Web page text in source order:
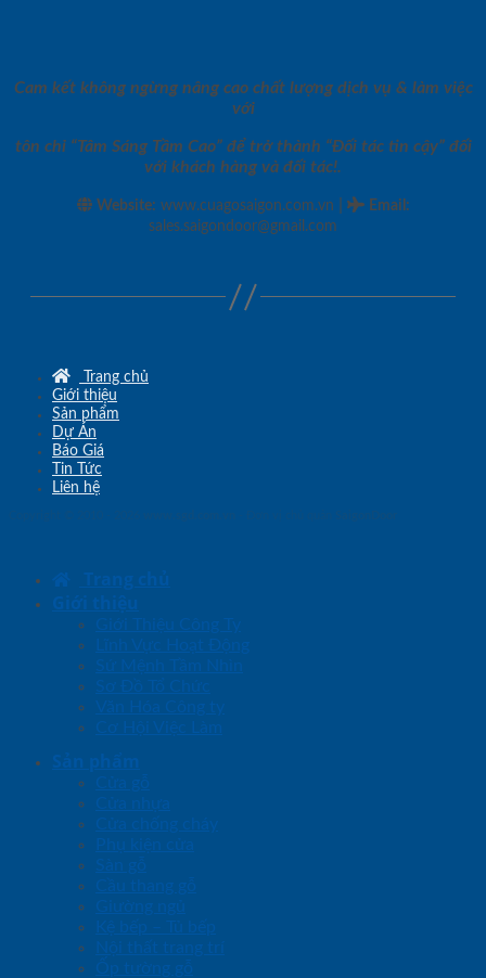
Cam kết không ngừng nâng cao chất lượng dịch vụ & làm việc
với
tôn chỉ “Tâm Sáng Tầm Cao” để trở thành “Đối tác tin cậy” đối
với khách hàng và đối tác!.
Website: www.cuagosaigon.com.vn Email :
sales.saigondoor@gmail.com
Trang chủ
Giới thiệu
Sản phẩm
Dự Án
Báo Giá
Tin Tức
Liên hệ
Trang chủ
Giới thiệu
Giới Thiệu Công Ty
Lĩnh Vực Hoạt Động
Sứ Mệnh Tầm Nhìn
Sơ Đồ Tổ Chức
Văn Hóa Công ty
Cơ Hội Việc Làm
Sản phẩm
Cửa gỗ
Cửa nhựa
Cửa chống cháy
Phụ kiện cửa
Sàn gỗ
Cầu thang gỗ
Giường ngủ
Kệ bếp – Tủ bếp
Nội thất trang trí
Ốp tường gỗ